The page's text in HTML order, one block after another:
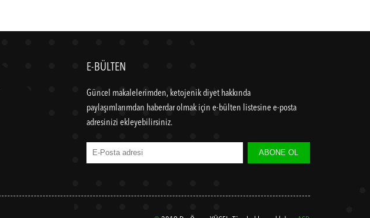
E-BÜLTEN
Güncel makalelerimden, ketojenik diyet hakkında
paylaşımlarımdan haberdar olmak için e-bülten listesine e-posta
adresinizi ekleyebilirsiniz.
ABONE OL